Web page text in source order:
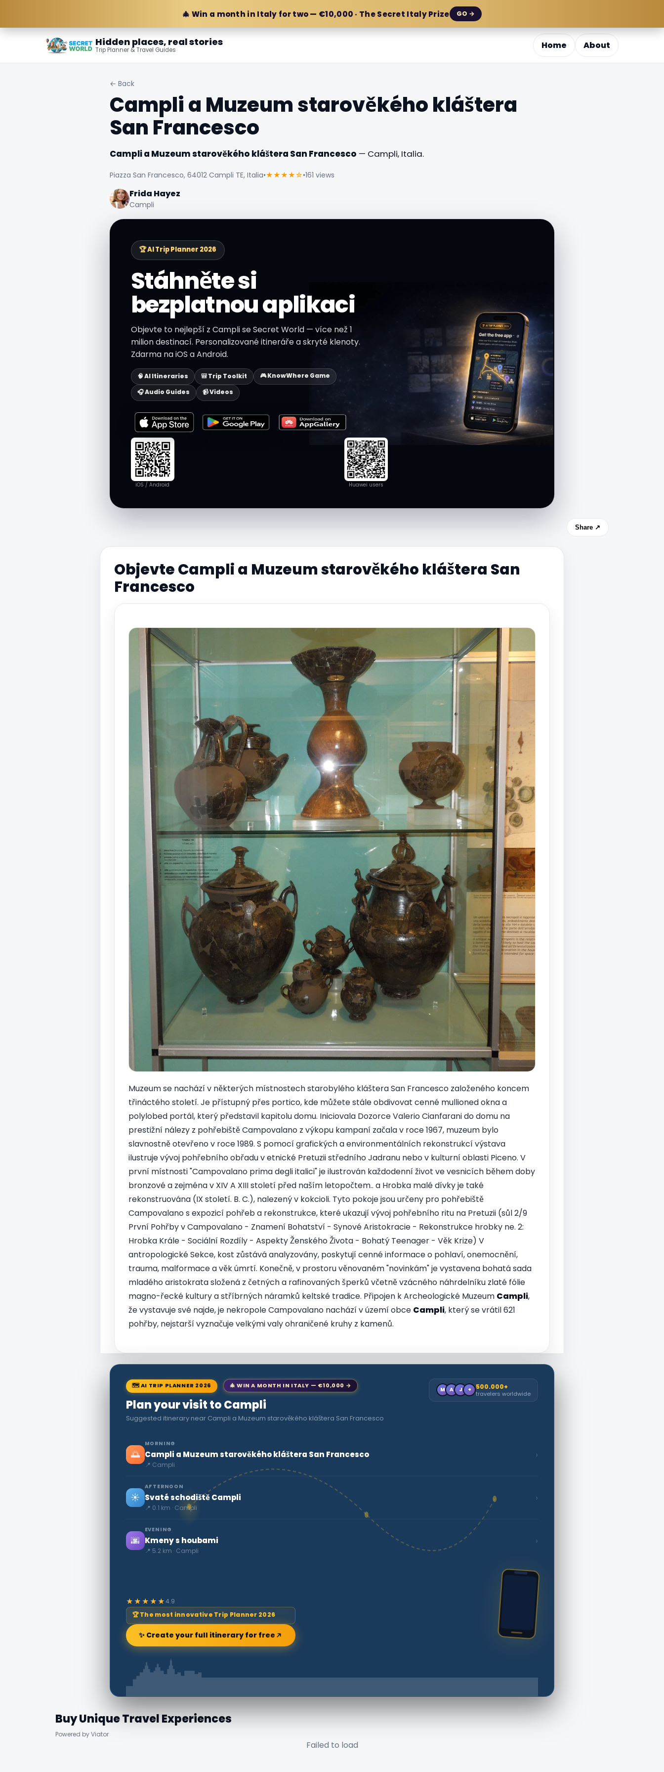
🎄 Win a month in Italy for two — €10,000 · The Secret Italy Prize GO →
Hidden places, real stories
Trip Planner & Travel Guides Home About
← Back
Campli a Muzeum starověkého kláštera
San Francesco
Campli a Muzeum starověkého kláštera San Francesco — Campli, Italia.
Piazza San Francesco, 64012 Campli TE, Italia•★★★★☆•161 views
Frida Hayez
Campli
🏆 AI Trip Planner 2026
Stáhněte si
bezplatnou aplikaci
Objevte to nejlepší z Campli se Secret World — více než 1
milion destinací. Personalizované itineráře a skryté klenoty.
Zdarma na iOS a Android.
🧠 AI Itineraries 🎒 Trip Toolkit
🎮 KnowWhere Game
🎧 Audio Guides
📹 Videos
iOS / Android Huawei users
Share ↗
Objevte Campli a Muzeum starověkého kláštera San
Francesco
Muzeum se nachází v některých místnostech starobylého kláštera San Francesco založeného koncem
třináctého století. Je přístupný přes portico, kde můžete stále obdivovat cenné mullioned okna a
polylobed portál, který představil kapitolu domu. Iniciovala Dozorce Valerio Cianfarani do domu na
prestižní nálezy z pohřebiště Campovalano z výkopu kampaní začala v roce 1967, muzeum bylo
slavnostně otevřeno v roce 1989. S pomocí grafických a environmentálních rekonstrukcí výstava
ilustruje vývoj pohřebního obřadu v etnické Pretuzii středního Jadranu nebo v kulturní oblasti Piceno. V
první místnosti "Campovalano prima degli italici" je ilustrován každodenní život ve vesnicích během doby
bronzové a zejména v XIV A XIII století před naším letopočtem.. a Hrobka malé dívky je také
rekonstruována (IX století. B. C.), nalezený v kokcioli. Tyto pokoje jsou určeny pro pohřebiště
Campovalano s expozicí pohřeb a rekonstrukce, které ukazují vývoj pohřebního ritu na Pretuzii (sůl 2/9
První Pohřby v Campovalano - Znamení Bohatství - Synové Aristokracie - Rekonstrukce hrobky ne. 2:
Hrobka Krále - Sociální Rozdíly - Aspekty Ženského Života - Bohatý Teenager - Věk Krize) V
antropologické Sekce, kost zůstává analyzovány, poskytují cenné informace o pohlaví, onemocnění,
trauma, malformace a věk úmrtí. Konečně, v prostoru věnovaném "novinkám" je vystavena bohatá sada
mladého aristokrata složená z četných a rafinovaných šperků včetně vzácného náhrdelníku zlaté fólie
magno-řecké kultury a stříbrných náramků keltské tradice. Připojen k Archeologické Muzeum Campli,
že vystavuje své najde, je nekropole Campovalano nachází v území obce Campli, který se vrátil 621
pohřby, nejstarší vyznačuje velkými valy ohraničené kruhy z kamenů.
🗺 AI TRIP PLANNER 2026 🎄 WIN A MONTH IN ITALY — €10,000 →
Plan your visit to Campli
Suggested itinerary near Campli a Muzeum starověkého kláštera San Francesco
M A J + 500.000+
travelers worldwide
🌅
MORNING
Campli a Muzeum starověkého kláštera San Francesco
📍 Campli
›
☀️
AFTERNOON
Svaté schodiště Campli
📍 0.1 km · Campli
›
🌆
EVENING
Kmeny s houbami
📍 5.2 km · Campli
›
★★★★★4.9
🏆 The most innovative Trip Planner 2026
✨ Create your full itinerary for free
Buy Unique Travel Experiences
Powered by Viator
Failed to load